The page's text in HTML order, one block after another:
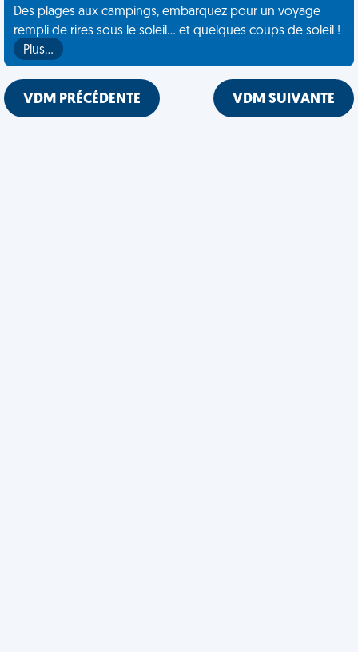
Des plages aux campings, embarquez pour un voyage
rempli de rires sous le soleil... et quelques coups de soleil !
Plus…
VDM PRÉCÉDENTE VDM SUIVANTE